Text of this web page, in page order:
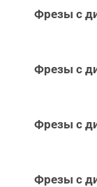
Фрезы с
Фрезы с
Фрезы с
Фрезы с